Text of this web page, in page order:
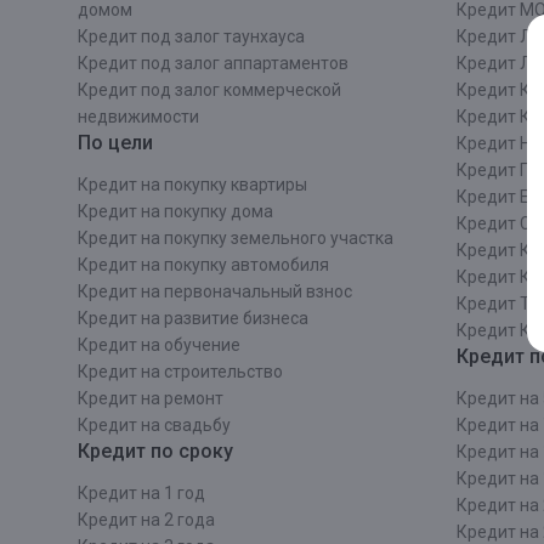
домом
Кредит под залог таунхауса
Кредит под залог аппартаментов
Кредит под залог коммерческой
недвижимости
По цели
Кредит на покупку квартиры
Кредит на покупку дома
Кредит на покупку земельного участка
Кредит на покупку автомобиля
Кредит на первоначальный взнос
Кредит на развитие бизнеса
Кредит на обучение
Кредит на строительcтво
Кредит на ремонт
Кредит на свадьбу
Кредит по сроку
Кредит на 1 год
Кредит на 2 года
Кредит МО
Кредит
Кредит ЛО
Кредит
Кредит
Кредит
Кредит
Кредит
Кредит
Кредит
Кредит
Кредит
Кредит
Кредит
Кредит на
Кредит на
Кредит на
Кредит на
Кредит на
Кредит на